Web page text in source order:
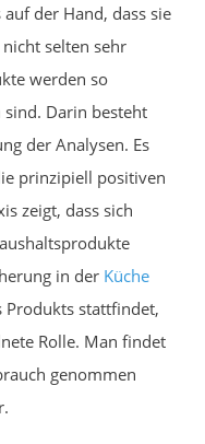
der Hand, dass sie
selten sehr
werden so
Darin besteht
der Analysen. Es
prinzipiell positiven
zeigt, dass sich
in der Küche
Produkts stattfindet,
Rolle. Man findet
genommen